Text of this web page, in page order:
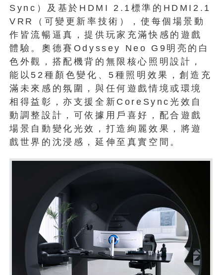
Sync）及基於HDMI 2.1標準的HDMI2.1
VRR（可變更新率技術），使每個場景動
作皆流暢逼真，提供玩家充滿快感的遊戲
體驗。奧德賽Odyssey Neo G9明亮的白
色外觀，搭配機背的無限核心照明設計，
能以52種顏色變化、5種照明效果，創造充
滿未來感的氛圍，與任何遊戲情境或環境
相得益彰，亦支援全新CoreSync光效自
動調整設計，可依據用戶喜好，配合遊戲
場景自動變化光效，打造絢麗效果，將遊
戲世界的沈浸感，延伸至真實空間。